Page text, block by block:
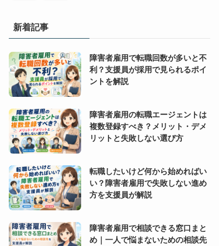
新着記事
障害者雇用で転職回数が多いと不
利？支援員が採用で見られるポイ
ントを解説
障害者雇用の転職エージェントは
複数登録すべき？メリット・デメ
リットと失敗しない選び方
転職したいけど何から始めればい
い？障害者雇用で失敗しない進め
方を支援員が解説
障害者雇用で相談できる窓口まと
め｜一人で悩まないための相談先